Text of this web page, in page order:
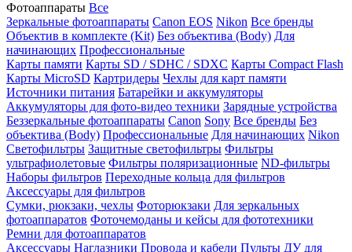
Фотоаппараты Все
Зеркальные фотоаппараты Canon EOS Nikon Все бренды
Объектив в комплекте (Kit) Без объектива (Body) Для
начинающих Профессиональные
Карты памяти Карты SD / SDHC / SDXC Карты Compact Flash
Карты MicroSD Картридеры Чехлы для карт памяти
Источники питания Батарейки и аккумуляторы
Аккумуляторы для фото-видео техники Зарядные устройства
Беззеркальные фотоаппараты Canon Sony Все бренды Без
объектива (Body) Профессиональные Для начинающих Nikon
Светофильтры Защитные светофильтры Фильтры
ультрафиолетовые Фильтры поляризационные ND-фильтры
Наборы фильтров Переходные кольца для фильтров
Аксессуары для фильтров
Сумки, рюкзаки, чехлы Фоторюкзаки Для зеркальных
фотоаппаратов Фоточемоданы и кейсы для фототехники
Ремни для фотоаппаратов
Аксессуары Наглазники Провода и кабели Пульты ДУ для